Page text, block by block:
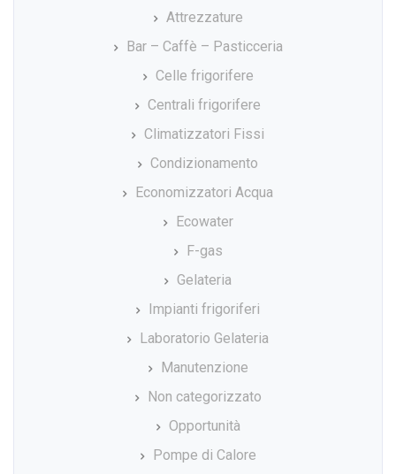
Attrezzature
Bar – Caffè – Pasticceria
Celle frigorifere
Centrali frigorifere
Climatizzatori Fissi
Condizionamento
Economizzatori Acqua
Ecowater
F-gas
Gelateria
Impianti frigoriferi
Laboratorio Gelateria
Manutenzione
Non categorizzato
Opportunità
Pompe di Calore